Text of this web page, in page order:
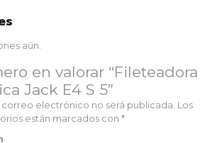
aún.
en valorar “Fileteadora
Jack E4 S 5”
electrónico no será publicada. Los
están marcados con *